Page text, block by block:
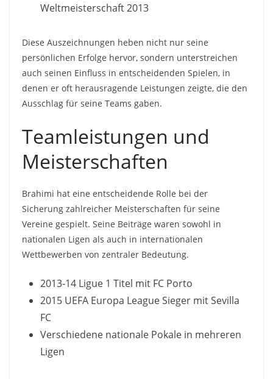
Weltmeisterschaft 2013
Diese Auszeichnungen heben nicht nur seine
persönlichen Erfolge hervor, sondern unterstreichen
auch seinen Einfluss in entscheidenden Spielen, in
denen er oft herausragende Leistungen zeigte, die den
Ausschlag für seine Teams gaben.
Teamleistungen und
Meisterschaften
Brahimi hat eine entscheidende Rolle bei der
Sicherung zahlreicher Meisterschaften für seine
Vereine gespielt. Seine Beiträge waren sowohl in
nationalen Ligen als auch in internationalen
Wettbewerben von zentraler Bedeutung.
2013-14 Ligue 1 Titel mit FC Porto
2015 UEFA Europa League Sieger mit Sevilla
FC
Verschiedene nationale Pokale in mehreren
Ligen